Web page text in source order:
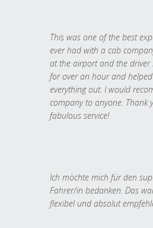
This was one of the best
ever had with a cab
at the airport and the driver
for over an hour and
everything out. I would
company to anyone. Thank
fabulous service!
Ich möchte mich für den
Fahrer/in bedanken. Das
flexibel und absolut